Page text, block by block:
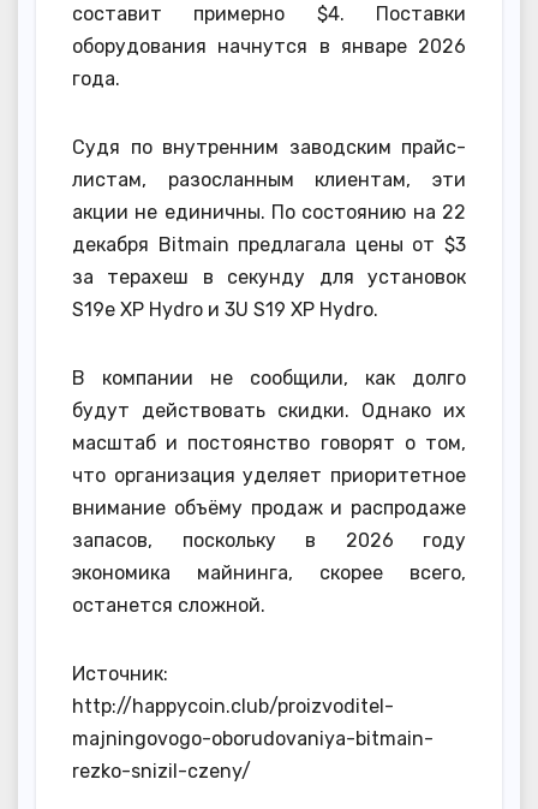
составит примерно $4. Поставки
оборудования начнутся в январе 2026
года.
Судя по внутренним заводским прайс-
листам, разосланным клиентам, эти
акции не единичны. По состоянию на 22
декабря Bitmain предлагала цены от $3
за терахеш в секунду для установок
S19e XP Hydro и 3U S19 XP Hydro.
В компании не сообщили, как долго
будут действовать скидки. Однако их
масштаб и постоянство говорят о том,
что организация уделяет приоритетное
внимание объёму продаж и распродаже
запасов, поскольку в 2026 году
экономика майнинга, скорее всего,
останется сложной.
Источник:
http://happycoin.club/proizvoditel-
majningovogo-oborudovaniya-bitmain-
rezko-snizil-czeny/